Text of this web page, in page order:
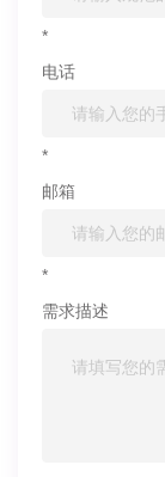
*
电话
*
邮箱
*
需求描述